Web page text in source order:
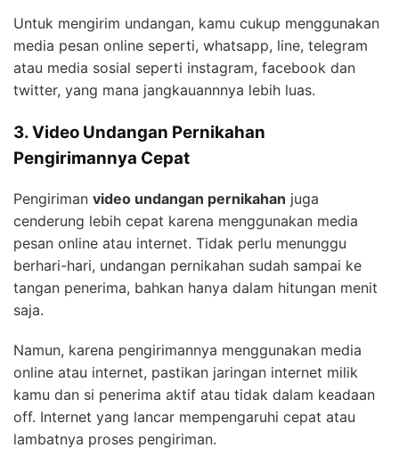
Untuk mengirim undangan, kamu cukup menggunakan
media pesan online seperti, whatsapp, line, telegram
atau media sosial seperti instagram, facebook dan
twitter, yang mana jangkauannnya lebih luas.
3. Video Undangan Pernikahan
Pengirimannya Cepat
Pengiriman video undangan pernikahan juga
cenderung lebih cepat karena menggunakan media
pesan online atau internet. Tidak perlu menunggu
berhari-hari, undangan pernikahan sudah sampai ke
tangan penerima, bahkan hanya dalam hitungan menit
saja.
Namun, karena pengirimannya menggunakan media
online atau internet, pastikan jaringan internet milik
kamu dan si penerima aktif atau tidak dalam keadaan
off. Internet yang lancar mempengaruhi cepat atau
lambatnya proses pengiriman.